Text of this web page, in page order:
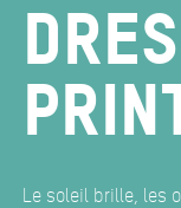
Le soleil brille, les